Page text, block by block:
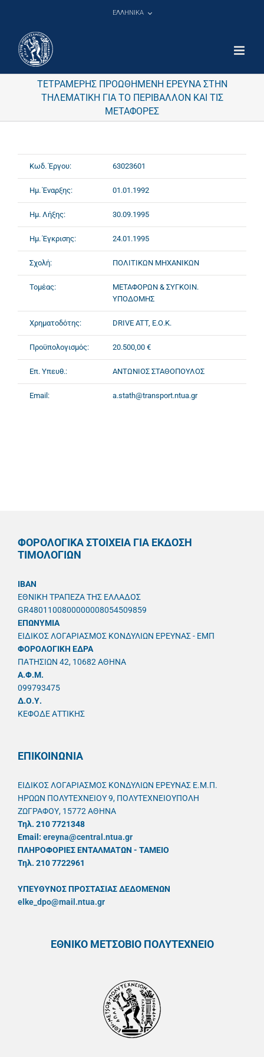
ΕΛΛΗΝΙΚΑ
ΤΕΤΡΑΜΕΡΗΣ ΠΡΟΩΘΗΜΕΝΗ ΕΡΕΥΝΑ ΣΤΗΝ
ΤΗΛΕΜΑΤΙΚΗ ΓΙΑ ΤΟ ΠΕΡΙΒΑΛΛΟΝ ΚΑΙ ΤΙΣ
ΜΕΤΑΦΟΡΕΣ
Κωδ. Έργου: 63023601
Ημ. Έναρξης: 01.01.1992
Ημ. Λήξης: 30.09.1995
Ημ. Έγκρισης: 24.01.1995
Σχολή: ΠΟΛΙΤΙΚΩΝ ΜΗΧΑΝΙΚΩΝ
Τομέας:
ΜΕΤΑΦΟΡΩΝ & ΣΥΓΚΟΙΝ.
ΥΠΟΔΟΜΗΣ
Χρηματοδότης: DRIVE ATT, Ε.Ο.Κ.
Προϋπολογισμός: 20.500,00 €
Επ. Υπευθ.: ΑΝΤΩΝΙΟΣ ΣΤΑΘΟΠΟΥΛΟΣ
Email: a.stath@transport.ntua.gr
ΦΟΡΟΛΟΓΙΚΑ ΣΤΟΙΧΕΙΑ ΓΙΑ ΕΚΔΟΣΗ
ΤΙΜΟΛΟΓΙΩΝ
IBAN
ΕΘΝΙΚΗ ΤΡΑΠΕΖΑ ΤΗΣ ΕΛΛΑΔΟΣ
GR4801100800000008054509859
ΕΠΩΝΥΜΙΑ
ΕΙΔΙΚΟΣ ΛΟΓΑΡΙΑΣΜΟΣ ΚΟΝΔΥΛΙΩΝ ΕΡΕΥΝΑΣ - ΕΜΠ
ΦΟΡΟΛΟΓΙΚΗ ΕΔΡΑ
ΠΑΤΗΣΙΩΝ 42, 10682 ΑΘΗΝΑ
A.Φ.Μ.
099793475
Δ.Ο.Υ.
ΚΕΦΟΔΕ ΑΤΤΙΚΗΣ
ΕΠΙΚΟΙΝΩΝΙΑ
ΕΙΔΙΚΟΣ ΛΟΓΑΡΙΑΣΜΟΣ ΚΟΝΔΥΛΙΩΝ ΕΡΕΥΝΑΣ Ε.Μ.Π.
ΗΡΩΩΝ ΠΟΛΥΤΕΧΝΕΙΟΥ 9, ΠΟΛΥΤΕΧΝΕΙΟΥΠΟΛΗ
ΖΩΓΡΑΦΟΥ, 15772 ΑΘΗΝΑ
Τηλ. 210 7721348
Email: ereyna@central.ntua.gr
ΠΛΗΡΟΦΟΡΙΕΣ ΕΝΤΑΛΜΑΤΩΝ - ΤΑΜΕΙΟ
Τηλ. 210 7722961
ΥΠΕΥΘYΝΟΣ ΠΡΟΣΤΑΣΙΑΣ ΔΕΔΟΜΕΝΩΝ
elke_dpo@mail.ntua.gr
ΕΘΝΙΚΟ ΜΕΤΣΟΒΙΟ ΠΟΛΥΤΕΧΝΕΙΟ